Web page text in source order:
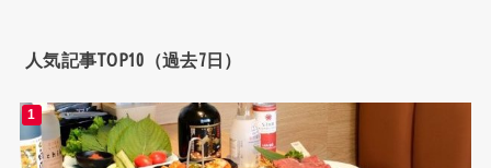
人気記事TOP10（過去7日）